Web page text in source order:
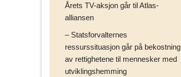
Årets TV-aksjon går til Atlas-
alliansen
– Statsforvalternes
ressurssituasjon går på bekostning
av rettighetene til mennesker med
utviklingshemming